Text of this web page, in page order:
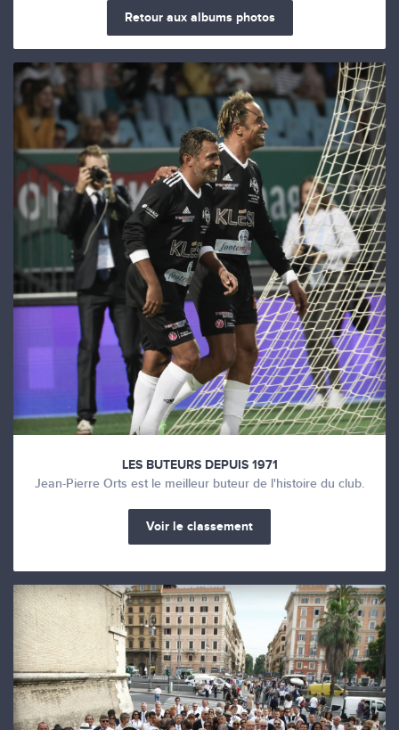
Retour aux albums photos
LES BUTEURS DEPUIS 1971
Jean-Pierre Orts est le meilleur buteur de l'histoire du club.
Voir le classement